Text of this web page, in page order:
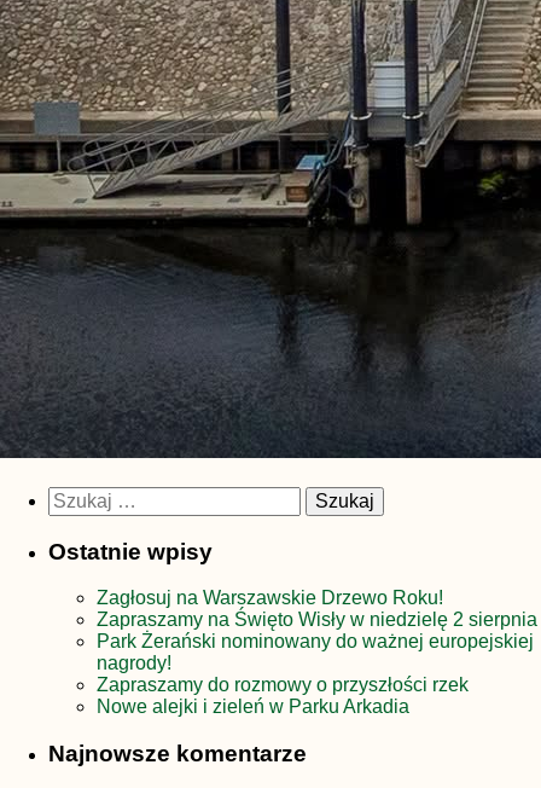
Szukaj:
Ostatnie wpisy
Zagłosuj na Warszawskie Drzewo Roku!
Zapraszamy na Święto Wisły w niedzielę 2 sierpnia
Park Żerański nominowany do ważnej europejskiej
nagrody!
Zapraszamy do rozmowy o przyszłości rzek
Nowe alejki i zieleń w Parku Arkadia
Najnowsze komentarze